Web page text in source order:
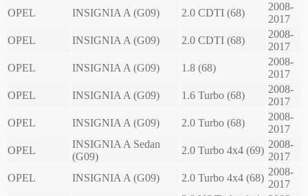
OPEL
INSIGNIA A (G09) 2.0 CDTI (68)
2008-
2017
OPEL
INSIGNIA A (G09) 2.0 CDTI (68)
2008-
2017
OPEL
INSIGNIA A (G09) 1.8 (68)
2008-
2017
OPEL
INSIGNIA A (G09) 1.6 Turbo (68)
2008-
2017
OPEL
INSIGNIA A (G09) 2.0 Turbo (68)
2008-
2017
OPEL
INSIGNIA A Sedan
(G09)
2.0 Turbo 4x4 (69)
2008-
2017
OPEL
INSIGNIA A (G09) 2.0 Turbo 4x4 (68)
2008-
2017